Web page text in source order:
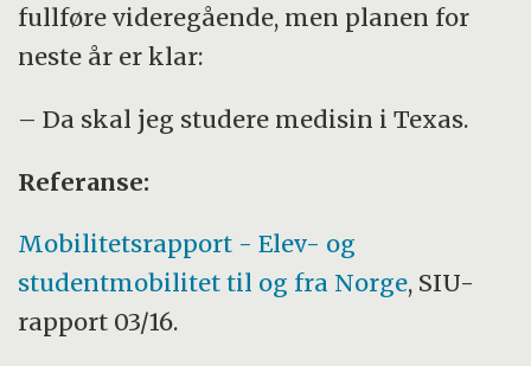
fullføre videregående, men planen for
neste år er klar:
– Da skal jeg studere medisin i Texas.
Referanse:
Mobilitetsrapport - Elev- og
studentmobilitet til og fra Norge, SIU-
rapport 03/16.